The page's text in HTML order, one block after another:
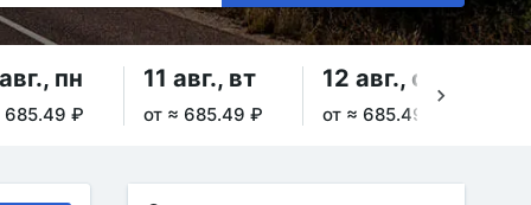
пн
685.49 ₽
11 авг., вт
от ≈ 685.49 ₽
12 авг., ср
от ≈ 685.49 ₽